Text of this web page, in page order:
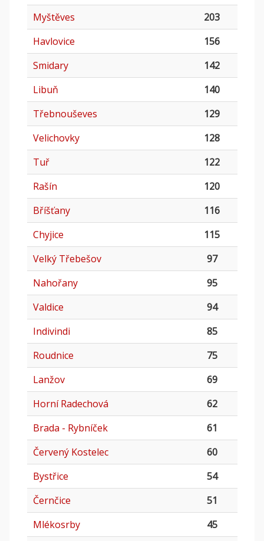
Myštěves
203
Havlovice
156
Smidary
142
Libuň
140
Třebnouševes
129
Velichovky
128
Tuř
122
Rašín
120
Bříšťany
116
Chyjice
115
Velký Třebešov
97
Nahořany
95
Valdice
94
Indivindi
85
Roudnice
75
Lanžov
69
Horní Radechová
62
Brada - Rybníček
61
Červený Kostelec
60
Bystřice
54
Černčice
51
Mlékosrby
45